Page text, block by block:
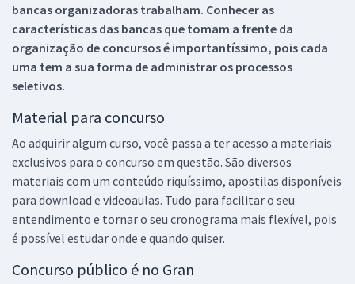
bancas organizadoras trabalham. Conhecer as
características das bancas que tomam a frente da
organização de concursos é importantíssimo, pois cada
uma tem a sua forma de administrar os processos
seletivos.
Material para concurso
Ao adquirir algum curso, você passa a ter acesso a materiais
exclusivos para o concurso em questão. São diversos
materiais com um conteúdo riquíssimo, apostilas disponíveis
para download e videoaulas. Tudo para facilitar o seu
entendimento e tornar o seu cronograma mais flexível, pois
é possível estudar onde e quando quiser.
Concurso público é no Gran